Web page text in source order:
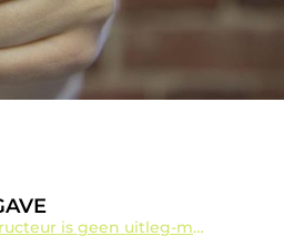
Een goede instructeur is geen uitleg-machine, maar een coach